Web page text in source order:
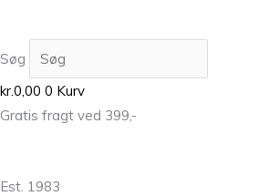
Søg
kr.0,00 0 Kurv
Gratis fragt ved 399,-
Est. 1983